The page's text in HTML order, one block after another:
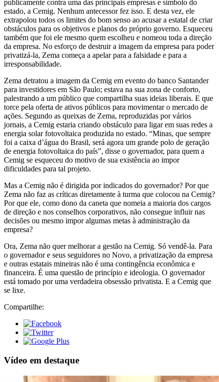
publicamente contra uma das principais empresas e símbolo do
estado, a Cemig. Nenhum antecessor fez isso. E desta vez, ele
extrapolou todos os limites do bom senso ao acusar a estatal de criar
obstáculos para os objetivos e planos do próprio governo. Esqueceu
também que foi ele mesmo quem escolheu e nomeou toda a direção
da empresa. No esforço de destruir a imagem da empresa para poder
privatizá-la, Zema começa a apelar para a falsidade e para a
irresponsabilidade.
Zema detratou a imagem da Cemig em evento do banco Santander
para investidores em São Paulo; estava na sua zona de conforto,
palestrando a um público que compartilha suas ideias liberais. E que
torce pela oferta de ativos públicos para movimentar o mercado de
ações. Segundo as queixas de Zema, reproduzidas por vários
jornais, a Cemig estaria criando obstáculo para ligar em suas redes a
energia solar fotovoltaica produzida no estado. “Minas, que sempre
foi a caixa d’água do Brasil, será agora um grande polo de geração
de energia fotovoltaica do país”, disse o governador, para quem a
Cemig se esqueceu do motivo de sua existência ao impor
dificuldades para tal projeto.
Mas a Cemig não é dirigida por indicados do governador? Por que
Zema não faz as críticas diretamente à turma que colocou na Cemig?
Por que ele, como dono da caneta que nomeia a maioria dos cargos
de direção e nos conselhos corporativos, não consegue influir nas
decisões ou mesmo impor algumas metas à administração da
empresa?
Ora, Zema não quer melhorar a gestão na Cemig. Só vendê-la. Para
o governador e seus seguidores no Novo, a privatização da empresa
e outras estatais mineiras não é uma contingência econômica e
financeira. É uma questão de princípio e ideologia. O governador
está tomado por uma verdadeira obsessão privatista. E a Cemig que
se lixe.
Compartilhe:
Vídeo em destaque